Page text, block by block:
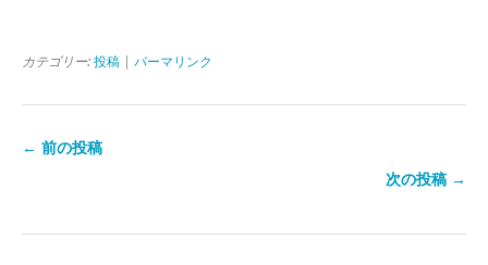
カテゴリー: 投稿 パーマリンク
← 前の投稿
次の投稿 →